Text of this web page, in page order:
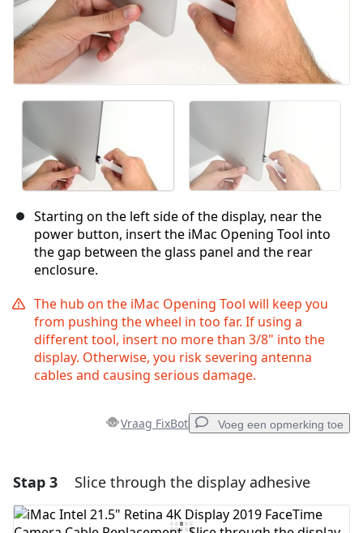
Starting on the left side of the display, near the
power button, insert the iMac Opening Tool into
the gap between the glass panel and the rear
enclosure.
The hub on the iMac Opening Tool will keep you
from pushing the wheel in too far. If using a
different tool, insert no more than 3/8" into the
display. Otherwise, you risk severing antenna
cables and causing serious damage.
Vraag FixBot Voeg een opmerking toe
Voeg een opmerking toe
Voeg opmerking toe
Stap 3 Slice through the display adhesive